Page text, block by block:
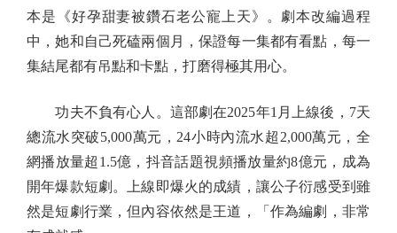
本是《好孕甜妻被鑽石老公寵上天》。劇本改編過程
中，她和自己死磕兩個月，保證每一集都有看點，每一
集結尾都有吊點和卡點，打磨得極其用心。
功夫不負有心人。這部劇在2025年1月上線後，7天
總流水突破5,000萬元，24小時內流水超2,000萬元，全
網播放量超1.5億，抖音話題視頻播放量約8億元，成為
開年爆款短劇。上線即爆火的成績，讓公子衍感受到雖
然是短劇行業，但內容依然是王道，「作為編劇，非常